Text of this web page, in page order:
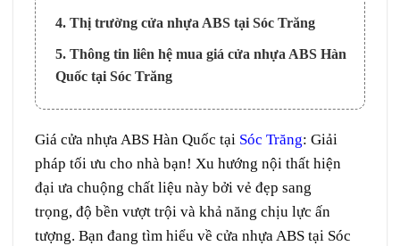
4. Thị trường cửa nhựa ABS tại Sóc Trăng
5. Thông tin liên hệ mua giá cửa nhựa ABS Hàn
Quốc tại Sóc Trăng
Giá cửa nhựa ABS Hàn Quốc tại Sóc Trăng: Giải
pháp tối ưu cho nhà bạn! Xu hướng nội thất hiện
đại ưa chuộng chất liệu này bởi vẻ đẹp sang
trọng, độ bền vượt trội và khả năng chịu lực ấn
tượng. Bạn đang tìm hiểu về cửa nhựa ABS tại Sóc